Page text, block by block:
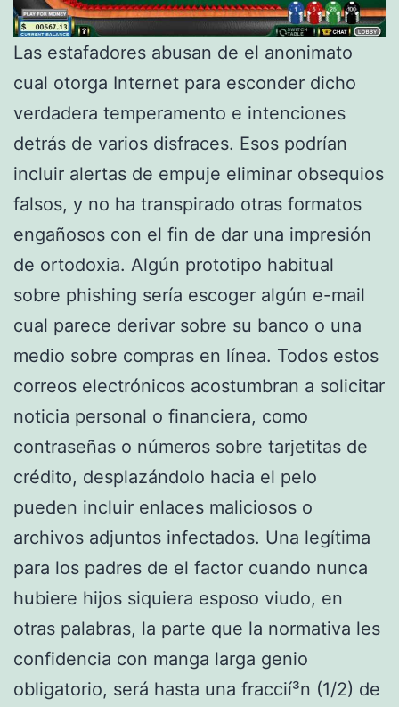
Las estafadores abusan de el anonimato
cual otorga Internet para esconder dicho
verdadera temperamento e intenciones
detrás de varios disfraces. Esos podrían
incluir alertas de empuje eliminar obsequios
falsos, y no ha transpirado otras formatos
engañosos con el fin de dar una impresión
de ortodoxia. Algún prototipo habitual
sobre phishing serí­a escoger algún e-mail
cual parece derivar sobre su banco o una
medio sobre compras en línea. Todos estos
correos electrónicos acostumbran a solicitar
noticia personal o financiera, como
contraseñas o números sobre tarjetitas de
crédito, desplazándolo hacia el pelo
pueden incluir enlaces maliciosos o
archivos adjuntos infectados. Una legítima
para los padres de el factor cuando nunca
hubiere hijos siquiera esposo viudo, en
otras palabras, la parte que la normativa les
confidencia con manga larga genio
obligatorio, será hasta una fraccií³n (1/2) de